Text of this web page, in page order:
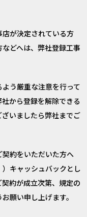
が決定されている方
どへは、弊社登録工事
う厳重な注意を行って
から登録を解除できる
いましたら弊社までご
約をいただいた方へ
キャッシュバックとし
約が成立次第、規定の
願い申し上げます。